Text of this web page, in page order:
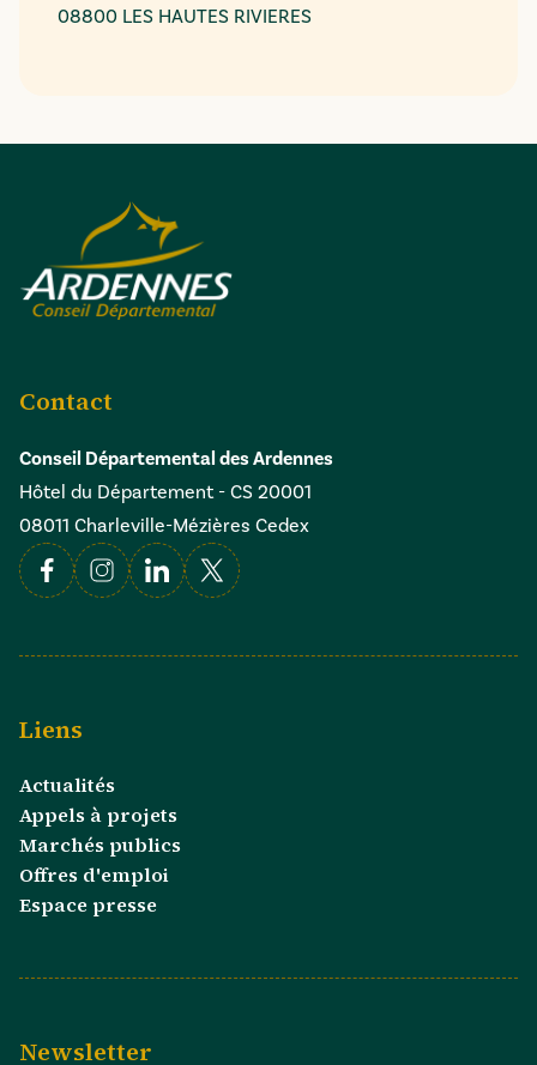
08800 LES HAUTES RIVIERES
Contact
Conseil Départemental des Ardennes
Hôtel du Département - CS 20001
08011 Charleville-Mézières Cedex
FacebookInstagramLinkedin
X
Liens
Actualités
Appels à projets
Marchés publics
Offres d'emploi
Espace presse
Newsletter